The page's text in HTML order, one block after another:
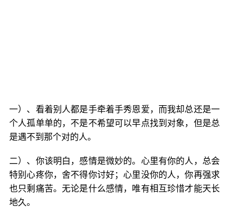
一）、看着别人都是手牵着手秀恩爱，而我却总还是一
个人孤单单的，不是不希望可以早点找到对象，但是总
是遇不到那个对的人。
二）、你该明白，感情是微妙的。心里有你的人，总会
特别心疼你，舍不得你讨好；心里没你的人，你再强求
也只剩痛苦。无论是什么感情，唯有相互珍惜才能天长
地久。